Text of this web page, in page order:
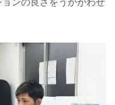
ンの良さをうかがわせ